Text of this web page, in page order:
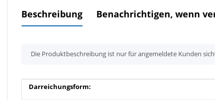
Beschreibung Benachrichtigen, wenn
x
Die Produktbeschreibung ist nur für angemeldete Kunden
Produkteigenschaft
Wert
Darreichungsform: